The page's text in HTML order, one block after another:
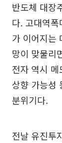
반도체 대장
다. 고대역
가 이어지는
망이 맞물리
전자 역시
상향 가능성
분위기다.
전날 유진투